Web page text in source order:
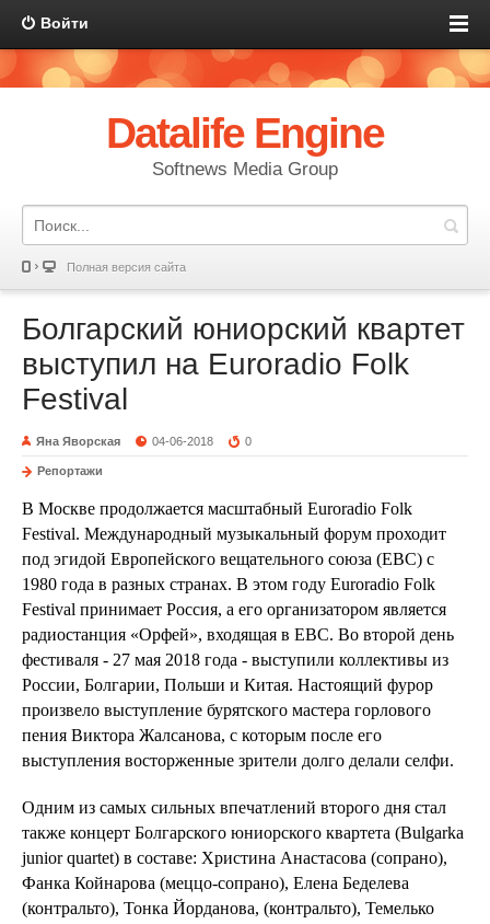
Войти
Datalife Engine
Softnews Media Group
Полная версия сайта
Болгарский юниорский квартет
выступил на Euroradio Folk
Festival
Яна Яворская 04-06-2018 0
Репортажи
В Москве продолжается масштабный Euroradio Folk
Festival. Международный музыкальный форум проходит
под эгидой Европейского вещательного союза (ЕВС) с
1980 года в разных странах. В этом году Euroradio Folk
Festival принимает Россия, а его организатором является
радиостанция «Орфей», входящая в ЕВС. Во второй день
фестиваля - 27 мая 2018 года - выступили коллективы из
России, Болгарии, Польши и Китая. Настоящий фурор
произвело выступление бурятского мастера горлового
пения Виктора Жалсанова, с которым после его
выступления восторженные зрители долго делали селфи.
Одним из самых сильных впечатлений второго дня стал
также концерт Болгарского юниорского квартета (Bulgarka
junior quartet) в составе: Христина Анастасова (сопрано),
Фанка Койнарова (меццо-сопрано), Елена Беделева
(контральто), Тонка Йорданова, (контральто), Темелько